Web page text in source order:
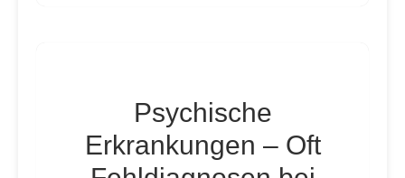
Psychische
Erkrankungen – Oft